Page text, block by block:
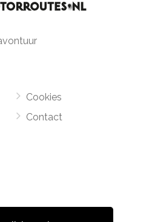
Cookies
Contact